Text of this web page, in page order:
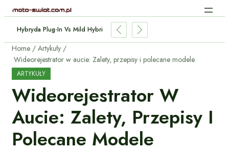
Aut Elektrycznych: Jak Działa Bez Kabli?
Home
Artykuły
Wideorejestrator w aucie: Zalety, przepisy i polecane modele
ARTYKUŁY
Wideorejestrator W
Aucie: Zalety, Przepisy I
Polecane Modele